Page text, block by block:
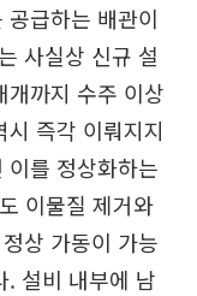
급하는 배관이
사실상 신규 설
개까지 수주 이상
즉각 이뤄지지
이를 정상화하는
이물질 제거와
상 가동이 가능
. 설비 내부에 남